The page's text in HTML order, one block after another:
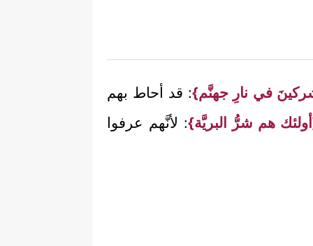
في نارِ جهنَّم}: قد أحاط بهم
هم شرُّ البريَّة}: لأنَّهم عرفوا